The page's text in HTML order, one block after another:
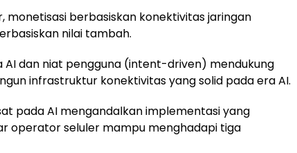
monetisasi berbasiskan konektivitas jaringan
nilai tambah.
AI dan niat pengguna (intent-driven) mendukung
infrastruktur konektivitas yang solid pada era AI.
pada AI mengandalkan implementasi yang
operator seluler mampu menghadapi tiga